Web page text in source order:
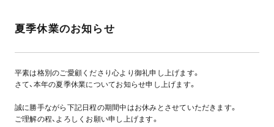
夏季休業のお知らせ
平素は格別のご愛顧くださり心より御礼申し上げます。
さて、本年の夏季休業についてお知らせ申し上げます。
誠に勝手ながら下記日程の期間中はお休みとさせていただきます。
ご理解の程、よろしくお願い申し上げます。